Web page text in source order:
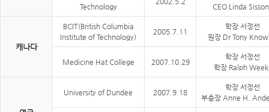
Technology
CEO Linda
캐나다
BCIT(British Columbia
Institute of Technology)
2005.7.11
학장 서정선
원장 Dr Tony
Medicine Hat College 2007.10.29
학장 서정선
학장 Ralph
University of Dundee 2007.9.18
학장 서정선
부총장 Anne H.